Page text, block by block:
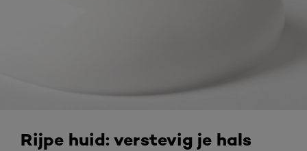
Rijpe huid: verstevig je hals